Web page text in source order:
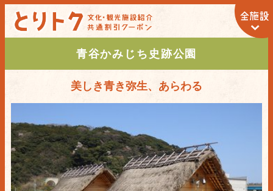
青谷かみじち史跡公園
美しき青き弥生、あらわる